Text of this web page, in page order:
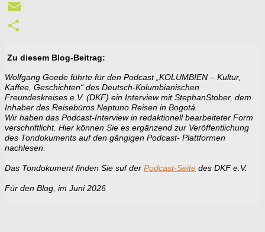
Twitter
Email
Zu diesem Blog-Beitrag:
Wolfgang Goede führte für den Podcast „KOLUMBIEN – Kultur,
Kaffee, Geschichten“ des Deutsch-Kolumbianischen
Freundeskreises e.V. (DKF) ein Interview mit StephanStober, dem
Inhaber des Reisebüros Neptuno Reisen in Bogotá.
Wir haben das Podcast-Interview in redaktionell bearbeiteter Form
verschriftlicht. Hier können Sie es ergänzend zur Veröffentlichung
des Tondokuments auf den gängigen Podcast- Plattformen
nachlesen.
Das Tondokument finden Sie suf der Podcast-Seite des DKF e.V.
Für den Blog, im Juni 2026